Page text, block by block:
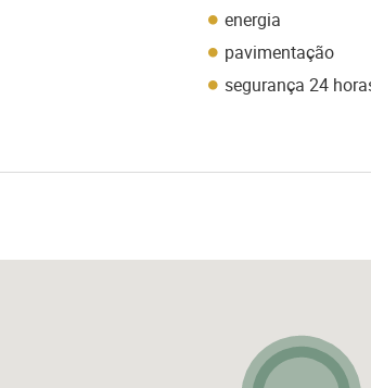
energia
pavimentação
segurança 24